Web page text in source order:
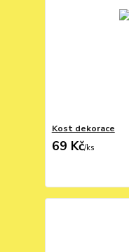
Kost dekorace
69 Kč/ks